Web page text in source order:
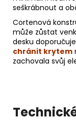
seškrábnout a
Cortenová
může zůstat
desku
chránit krytem
zachovala svůj